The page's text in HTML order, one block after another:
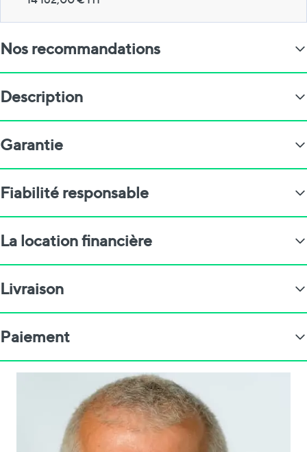
Nos recommandations
Description
Garantie
Fiabilité responsable
La location financière
Livraison
Paiement